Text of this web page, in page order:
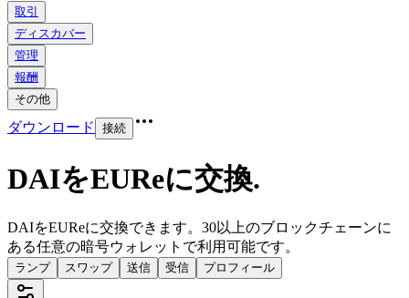
取引
ディスカバー
管理
報酬
その他
ダウンロード 接続
DAIをEUReに交換.
DAIをEUReに交換できます。30以上のブロックチェーンに
ある任意の暗号ウォレットで利用可能です。
ランプ スワップ 送信 受信 プロフィール